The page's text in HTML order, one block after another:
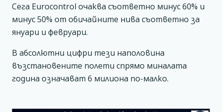
Сега Eurocontrol очаква съответно минус 60% и
минус 50% от обичайните нива съответно за
януари и февруари.
В абсолютни цифри тези наполовина
възстановените полети спрямо миналата
година означават 6 милиона по-малко.